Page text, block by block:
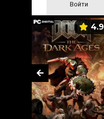
Войти
4.9